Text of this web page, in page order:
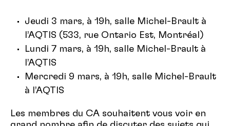
Jeudi 3 mars, à 19h, salle Michel-Brault à
l’AQTIS (533, rue Ontario Est, Montréal)
Lundi 7 mars, à 19h, salle Michel-Brault à
l’AQTIS
Mercredi 9 mars, à 19h, salle Michel-Brault
à l’AQTIS
Les membres du CA souhaitent vous voir en